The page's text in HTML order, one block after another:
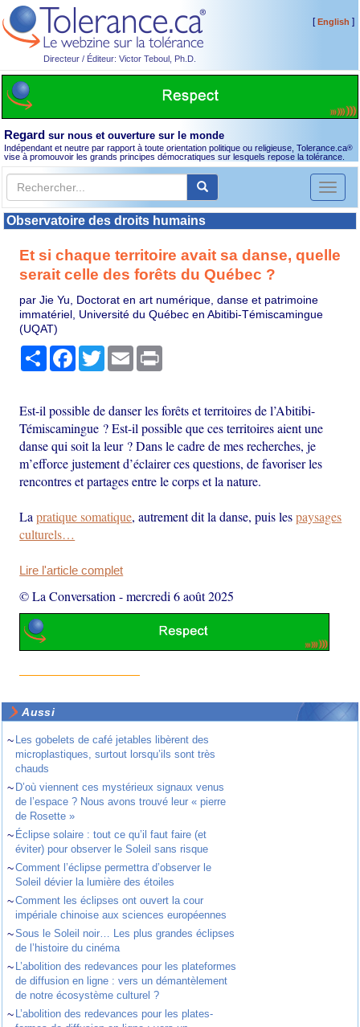
Directeur / Éditeur: Victor Teboul, Ph.D.
[English ]
Regard sur nous et ouverture sur le monde
Indépendant et neutre par rapport à toute orientation politique ou religieuse, Tolerance.ca®
vise à promouvoir les grands principes démocratiques sur lesquels repose la tolérance.
Toggle
Observatoire des droits humains
Et si chaque territoire avait sa danse, quelle
serait celle des forêts du Québec ?
par Jie Yu, Doctorat en art numérique, danse et patrimoine
immatériel, Université du Québec en Abitibi-Témiscamingue
(UQAT)
PartagerFacebook
TwitterEmail
Est-il possible de danser les forêts et territoires de l’Abitibi-
Témiscamingue ? Est-il possible que ces territoires aient une
danse qui soit la leur ? Dans le cadre de mes recherches, je
m’efforce justement d’éclairer ces questions, de favoriser les
rencontres et partages entre le corps et la nature.
Lapratique somatique, autrement dit la danse, puis lespaysages
culturels…
Lire l'article complet
© La Conversation -mercredi 6 août 2025
Aussi
~ Les gobelets de café jetables libèrent des
microplastiques, surtout lorsqu’ils sont très
chauds
~ D’où viennent ces mystérieux signaux venus
de l’espace ? Nous avons trouvé leur « pierre
de Rosette »
~ Éclipse solaire : tout ce qu’il faut faire (et
éviter) pour observer le Soleil sans risque
~Comment l’éclipse permettra d’observer le
Soleil dévier la lumière des étoiles
~Comment les éclipses ont ouvert la cour
impériale chinoise aux sciences européennes
~Sous le Soleil noir… Les plus grandes éclipses
de l’histoire du cinéma
~ L’abolition des redevances pour les plateformes
de diffusion en ligne : vers un démantèlement
de notre écosystème culturel ?
~ L’abolition des redevances pour les plates-